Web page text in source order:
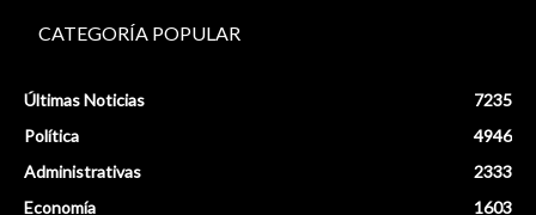
CATEGORÍA POPULAR
Últimas Noticias
7235
Política
4946
Administrativas
2333
Economía
1603